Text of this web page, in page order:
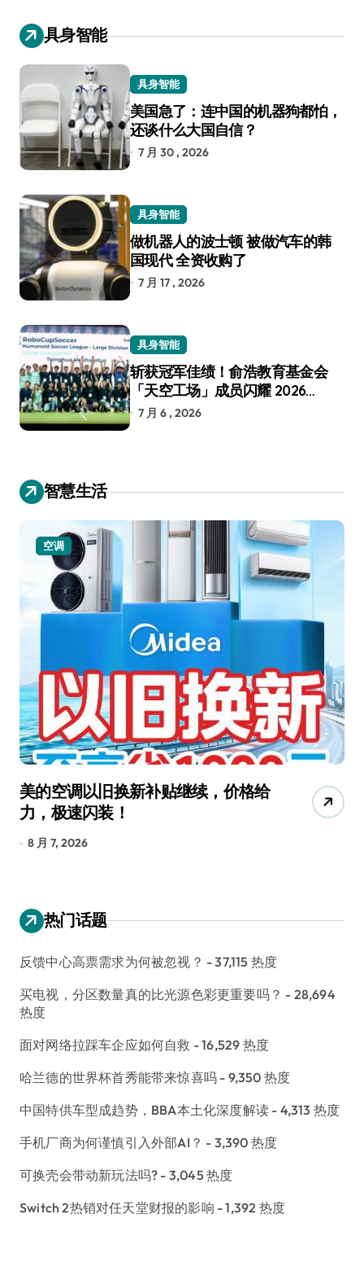
具身智能
具身智能
美国急了：连中国的机器狗都怕，
还谈什么大国自信？
7 月 30 , 2026
具身智能
做机器人的波士顿 被做汽车的韩
国现代 全资收购了
7 月 17 , 2026
具身智能
斩获冠军佳绩！俞浩教育基金会
「天空工场」成员闪耀 2026
RoboCup 机器人世界杯
7 月 6 , 2026
智慧生活
空调
美的空调以旧换新补贴继续，价格给
力，极速闪装！
8 月 7, 2026
热门话题
反馈中心高票需求为何被忽视？ - 37,115 热度
买电视，分区数量真的比光源色彩更重要吗？ - 28,694
热度
面对网络拉踩车企应如何自救 - 16,529 热度
哈兰德的世界杯首秀能带来惊喜吗 - 9,350 热度
中国特供车型成趋势，BBA本土化深度解读 - 4,313 热度
手机厂商为何谨慎引入外部AI？ - 3,390 热度
可换壳会带动新玩法吗? - 3,045 热度
Switch 2热销对任天堂财报的影响 - 1,392 热度